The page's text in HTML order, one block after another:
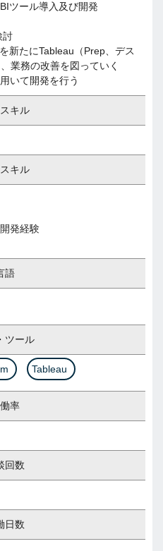
ツール導入及び開発
討
新たにTableau（Prep、デス
業務の改善を図っていく
いて開発を行う
キル
キル
発経験
語
ツール
Tableau
率
回数
日数